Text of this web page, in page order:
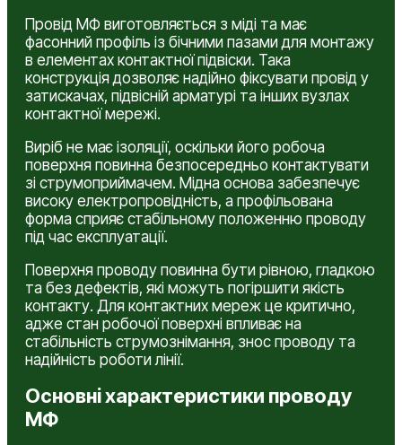
Провід МФ виготовляється з міді та має
фасонний профіль із бічними пазами для монтажу
в елементах контактної підвіски. Така
конструкція дозволяє надійно фіксувати провід у
затискачах, підвісній арматурі та інших вузлах
контактної мережі.
Виріб не має ізоляції, оскільки його робоча
поверхня повинна безпосередньо контактувати
зі струмоприймачем. Мідна основа забезпечує
високу електропровідність, а профільована
форма сприяє стабільному положенню проводу
під час експлуатації.
Поверхня проводу повинна бути рівною, гладкою
та без дефектів, які можуть погіршити якість
контакту. Для контактних мереж це критично,
адже стан робочої поверхні впливає на
стабільність струмознімання, знос проводу та
надійність роботи лінії.
Основні характеристики проводу
МФ